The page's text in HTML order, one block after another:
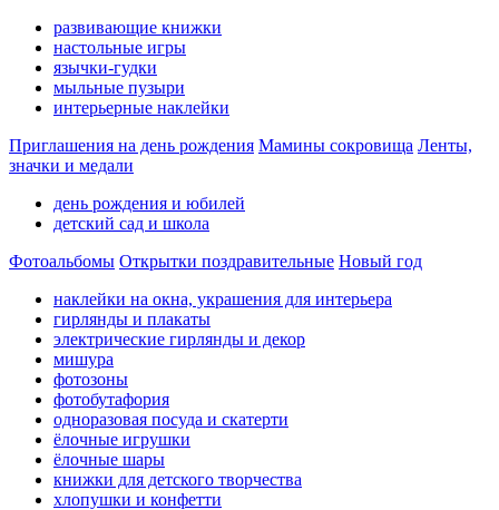
развивающие книжки
настольные игры
язычки-гудки
мыльные пузыри
интерьерные наклейки
Приглашения на день рождения Мамины сокровища Ленты,
значки и медали
день рождения и юбилей
детский сад и школа
Фотоальбомы Открытки поздравительные Новый год
наклейки на окна, украшения для интерьера
гирлянды и плакаты
электрические гирлянды и декор
мишура
фотозоны
фотобутафория
одноразовая посуда и скатерти
ёлочные игрушки
ёлочные шары
книжки для детского творчества
хлопушки и конфетти